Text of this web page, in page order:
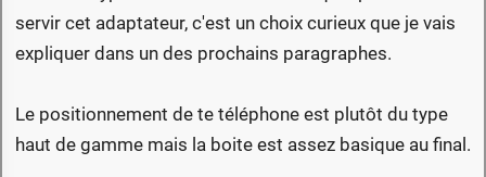
servir cet adaptateur, c'est un choix curieux que je vais
expliquer dans un des prochains paragraphes.
Le positionnement de te téléphone est plutôt du type
haut de gamme mais la boite est assez basique au final.